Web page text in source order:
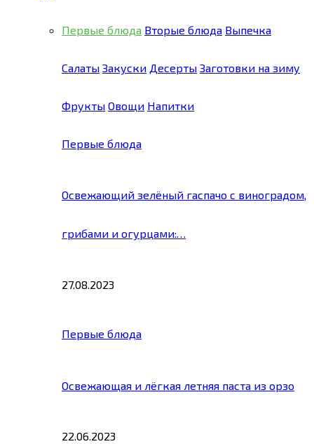
Первые блюда Вторые блюда Выпечка
Салаты Закуски Десерты Заготовки на зиму
Фрукты Овощи Напитки
Первые блюда
Освежающий зелёный гаспачо с виноградом,
грибами и огурцами:…
27.08.2023
Первые блюда
Освежающая и лёгкая летняя паста из орзо
22.06.2023